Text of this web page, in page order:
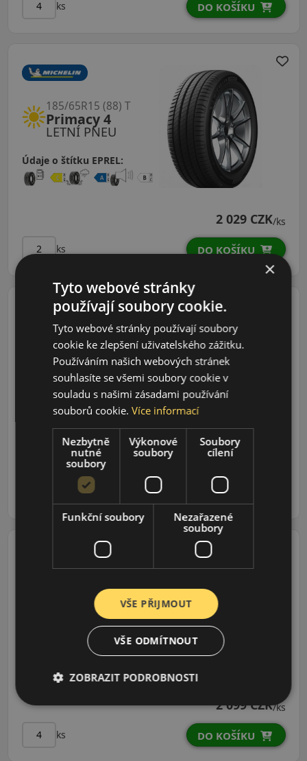
ks DO KOŠÍKU
LETNÍ PNEU
Primacy 4
185/65R15 (88) T
Údaje o štítku EPREL:
2 029 CZK/ks
ks DO KOŠÍKU
LETNÍ PNEU
Agilis 3
195/70R15C (104) R
3 035 CZK
2 078 CZK
DO KOŠÍKU
LETNÍ PNEU
Primacy 4 XL
185/65R15 (92) T
Údaje o štítku EPREL:
2 099 CZK/ks
ks DO KOŠÍKU
×
Tyto webové stránky
používají soubory cookie.
Tyto webové stránky používají soubory
cookie ke zlepšení uživatelského zážitku.
Používáním našich webových stránek
souhlasíte se všemi soubory cookie v
souladu s našimi zásadami používání
souborů cookie.Více informací
Nezbytně
nutné
soubory
Výkonové
soubory
Soubory
cílení
Funkční soubory
Nezařazené
soubory
VŠE PŘIJMOUT
VŠE ODMÍTNOUT
ZOBRAZIT PODROBNOSTI